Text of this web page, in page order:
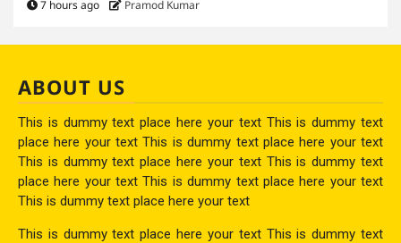
7 hours ago Pramod Kumar
ABOUT US
This is dummy text place here your text This is dummy text
place here your text This is dummy text place here your text
This is dummy text place here your text This is dummy text
place here your text This is dummy text place here your text
This is dummy text place here your text
This is dummy text place here your text This is dummy text